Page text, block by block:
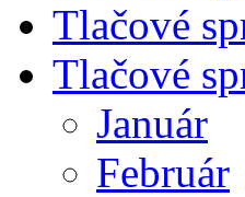
Tlačové
Tlačové
Január
Február